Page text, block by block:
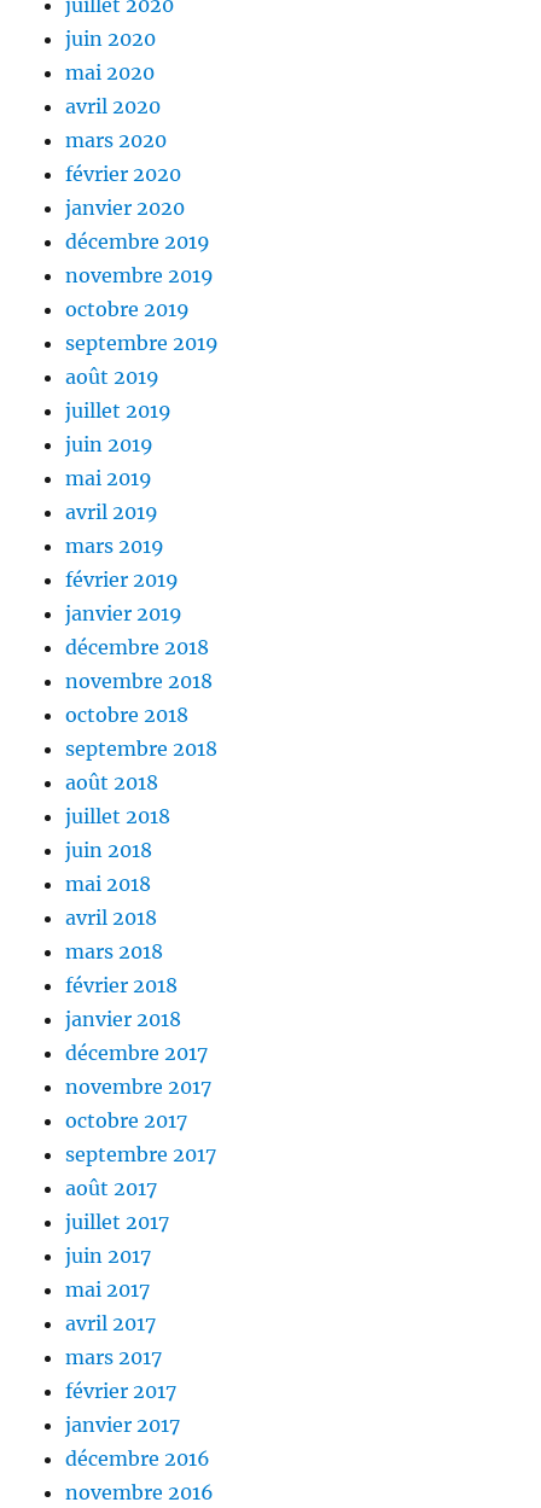
juillet 2020
juin 2020
mai 2020
avril 2020
mars 2020
février 2020
janvier 2020
décembre 2019
novembre 2019
octobre 2019
septembre 2019
août 2019
juillet 2019
juin 2019
mai 2019
avril 2019
mars 2019
février 2019
janvier 2019
décembre 2018
novembre 2018
octobre 2018
septembre 2018
août 2018
juillet 2018
juin 2018
mai 2018
avril 2018
mars 2018
février 2018
janvier 2018
décembre 2017
novembre 2017
octobre 2017
septembre 2017
août 2017
juillet 2017
juin 2017
mai 2017
avril 2017
mars 2017
février 2017
janvier 2017
décembre 2016
novembre 2016